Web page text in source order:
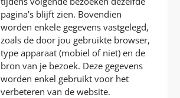
pagina’s blijft zien. Bovendien
worden enkele gegevens vastgelegd,
zoals de door jou gebruikte browser,
type apparaat (mobiel of niet) en de
bron van je bezoek. Deze gegevens
worden enkel gebruikt voor het
verbeteren van de website.